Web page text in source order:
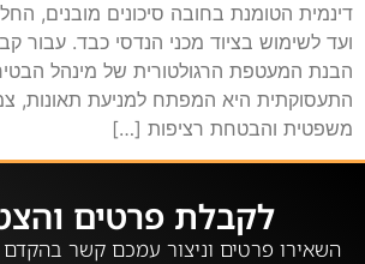
דינמית הטומנת בחובה סיכונים מובנים,
ועד לשימוש בציוד מכני הנדסי כבד. עבור
הבנת המעטפת הרגולטורית של מינהל
התעסוקתית היא המפתח למניעת תאונות,
משפטית והבטחת רציפות […]
לקבלת פרטים
השאירו פרטים וניצור עמכם קשר בהקדם